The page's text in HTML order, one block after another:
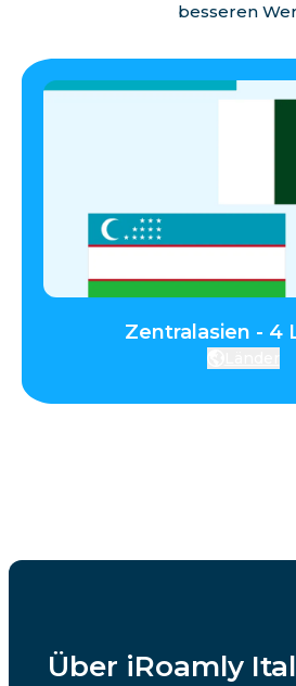
besseren
Zentralasien - 4
Über iRoamly